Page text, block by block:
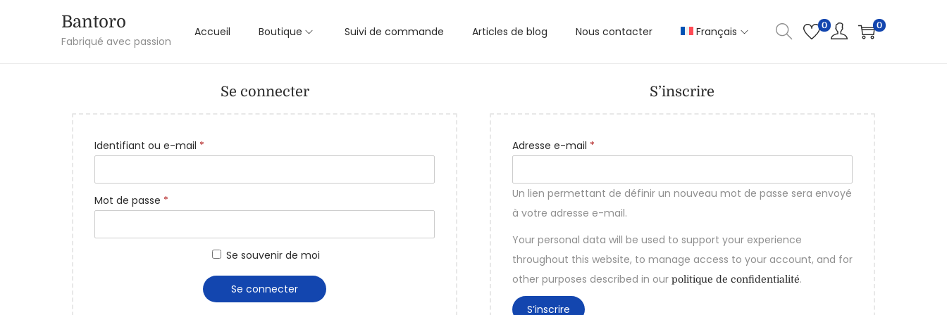
Bantoro
Fabriqué avec passion
Accueil Boutique Suivi de commande Articles de blog Nous contacter Français 0 0
Se connecter
Identifiant ou e-mail *
Mot de passe *
Se souvenir de moi
Se connecter
S’inscrire
Adresse e-mail *
Un lien permettant de définir un nouveau mot de passe sera envoyé
à votre adresse e-mail.
Your personal data will be used to support your experience
throughout this website, to manage access to your account, and for
other purposes described in our politique de confidentialité.
S’inscrire